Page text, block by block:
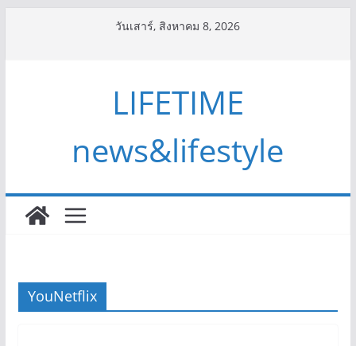
วันเสาร์, สิงหาคม 8, 2026
LIFETIME
news&lifestyle
YouNetflix